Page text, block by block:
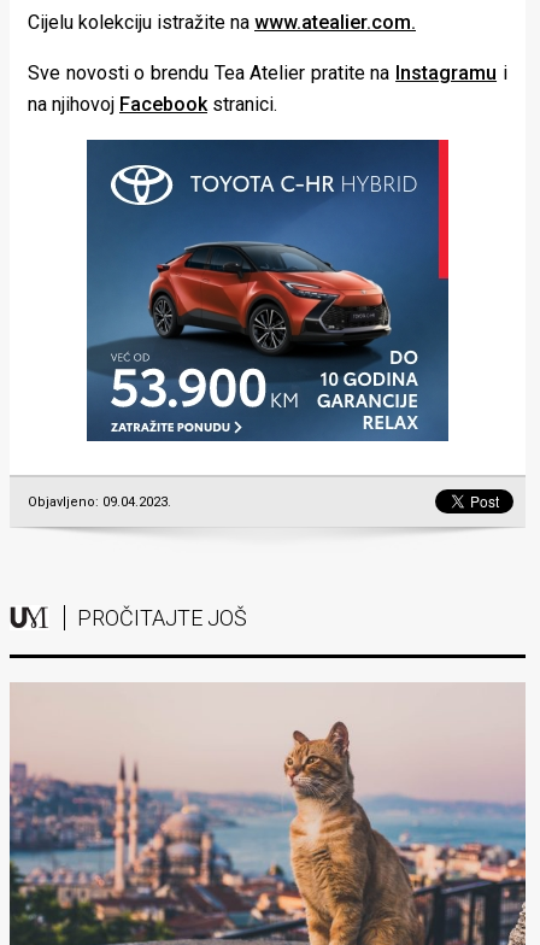
Cijelu kolekciju istražite na www.atealier.com.
Sve novosti o brendu Tea Atelier pratite na Instagramu i
na njihovoj Facebookstranici.
Objavljeno: 09.04.2023.
PROČITAJTE JOŠ